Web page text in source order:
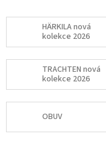
HÄRKILA nová
kolekce 2026
TRACHTEN nová
kolekce 2026
OBUV